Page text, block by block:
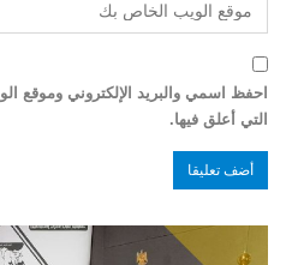
احفظ اسمي والبريد الإلكتروني وموقع
التي أعلق فيها.